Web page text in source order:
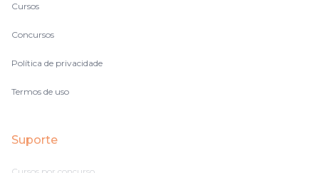
Cursos
Concursos
Política de privacidade
Termos de uso
Suporte